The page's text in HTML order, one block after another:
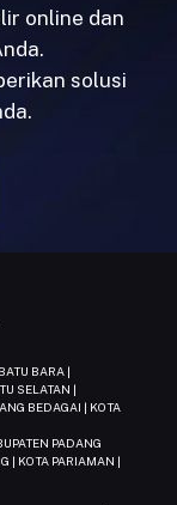
online dan
solusi
BARA |
SELATAN |
BEDAGAI | KOTA
PADANG
| KOTA PARIAMAN |